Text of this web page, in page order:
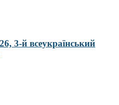
3-й всеукраїнський